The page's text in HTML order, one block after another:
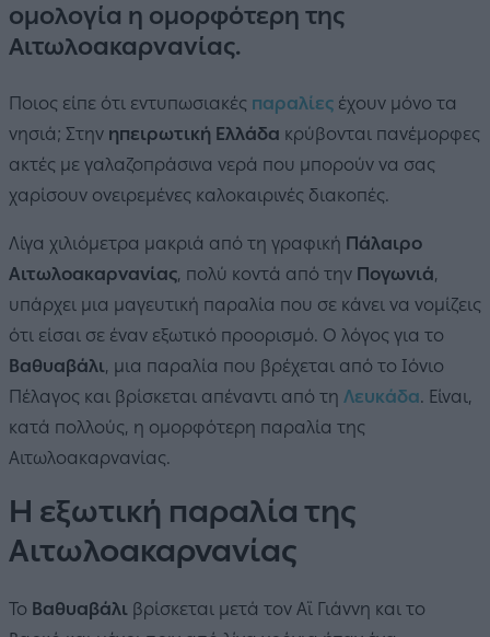
ομολογία η ομορφότερη της
Αιτωλοακαρνανίας.
Ποιος είπε ότι εντυπωσιακές παραλίες έχουν μόνο τα
νησιά; Στην ηπειρωτική Ελλάδα κρύβονται πανέμορφες
ακτές με γαλαζοπράσινα νερά που μπορούν να σας
χαρίσουν ονειρεμένες καλοκαιρινές διακοπές.
Λίγα χιλιόμετρα μακριά από τη γραφική Πάλαιρο
Αιτωλοακαρνανίας, πολύ κοντά από την Πογωνιά,
υπάρχει μια μαγευτική παραλία που σε κάνει να νομίζεις
ότι είσαι σε έναν εξωτικό προορισμό. Ο λόγος για το
Βαθυαβάλι, μια παραλία που βρέχεται από το Ιόνιο
Πέλαγος και βρίσκεται απέναντι από τη Λευκάδα. Είναι,
κατά πολλούς, η ομορφότερη παραλία της
Αιτωλοακαρνανίας.
Η εξωτική παραλία της
Αιτωλοακαρνανίας
Το Βαθυαβάλι βρίσκεται μετά τον Αϊ Γιάννη και το